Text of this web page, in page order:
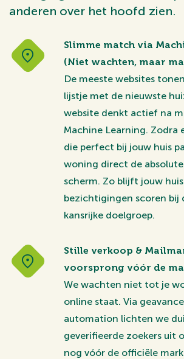
anderen over het hoofd zien.
Slimme match via
(Niet wachten, maar
De meeste websites
lijstje met de nieuwste
website denkt actief na
Machine Learning. Zodra
die perfect bij jouw huis
woning direct de
scherm. Zo blijft jouw
bezichtigingen scoren bij
kansrijke doelgroep.
Stille verkoop &
voorsprong vóór de
We wachten niet tot je
online staat. Via
automation lichten we
geverifieerde zoekers uit
nog vóór de officiële